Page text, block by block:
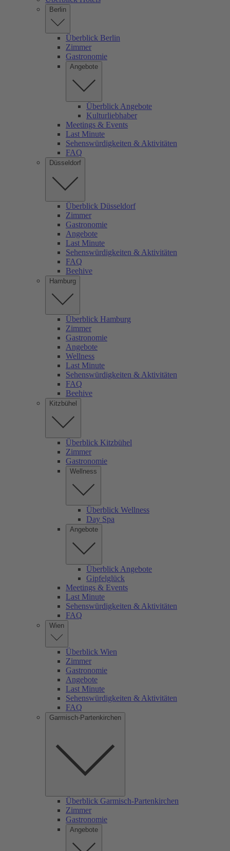
Berlin
Überblick Berlin
Zimmer
Gastronomie
Angebote
Überblick Angebote
Kulturliebhaber
Meetings & Events
Last Minute
Sehenswürdigkeiten & Aktivitäten
FAQ
Düsseldorf
Überblick Düsseldorf
Zimmer
Gastronomie
Angebote
Last Minute
Sehenswürdigkeiten & Aktivitäten
FAQ
Beehive
Hamburg
Überblick Hamburg
Zimmer
Gastronomie
Angebote
Wellness
Last Minute
Sehenswürdigkeiten & Aktivitäten
FAQ
Beehive
Kitzbühel
Überblick Kitzbühel
Zimmer
Gastronomie
Wellness
Überblick Wellness
Day Spa
Angebote
Überblick Angebote
Gipfelglück
Meetings & Events
Last Minute
Sehenswürdigkeiten & Aktivitäten
FAQ
Wien
Überblick Wien
Zimmer
Gastronomie
Angebote
Last Minute
Sehenswürdigkeiten & Aktivitäten
FAQ
Garmisch-Partenkirchen
Überblick Garmisch-Partenkirchen
Zimmer
Gastronomie
Angebote